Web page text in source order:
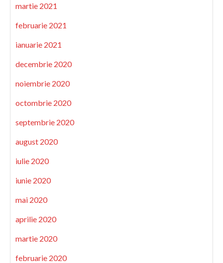
martie 2021
februarie 2021
ianuarie 2021
decembrie 2020
noiembrie 2020
octombrie 2020
septembrie 2020
august 2020
iulie 2020
iunie 2020
mai 2020
aprilie 2020
martie 2020
februarie 2020